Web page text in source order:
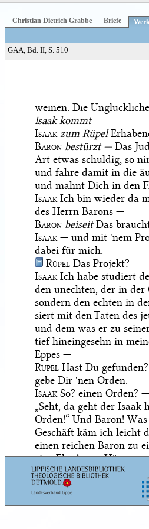
Christian Dietrich Grabbe Briefe
GAA, Bd. II, S. 510
weinen. Die
Isaak kommt
Isaakzum Rüpel
Baron bestürzt —Das
Art etwas schuldig, so
und fahre damit in die
und mahnt Dich in den
IsaakIch bin wieder da
des Herrn Barons —
Baron beiseitDas
Isaak— und mit 'nem
dabei für mich.
Rüpel Das Projekt?
IsaakIch habe studiert
den unechten, der in
sondern den echten in
siert mit den Taten des
und dem was er zu
tief hineingesehn in
Eppes —
Rüpel Hast Du
gebe Dir 'nen Orden.
IsaakSo? einen Orden?
„Seht, da geht der Isaak
Orden!“ Und Baron!
Geschäft käm ich leicht
einen reichen Baron zu
eine Ehre! — — Hör nun
narch, kaufte sieben
ger) alles Korn im Land
Kutscher
IsaakZuletzt, im achten